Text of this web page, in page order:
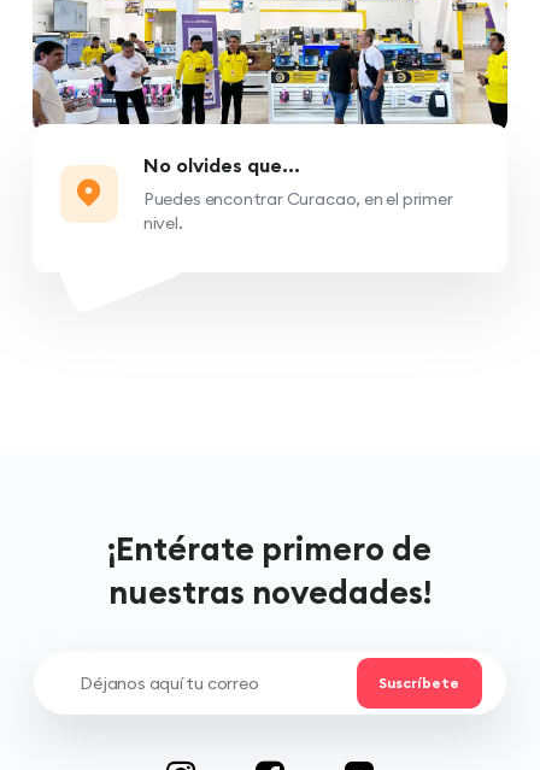
No olvides que...
Puedes encontrar Curacao, en el primer
nivel.
¡Entérate primero de
nuestras novedades!